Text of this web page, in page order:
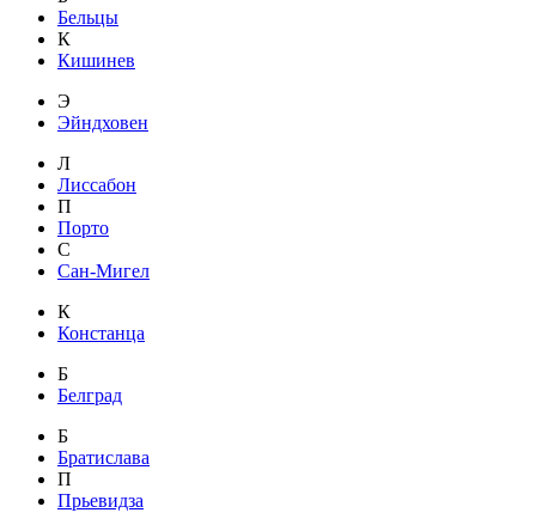
Бельцы
К
Кишинев
Э
Эйндховен
Л
Лиссабон
П
Порто
С
Сан-Мигел
К
Констанца
Б
Белград
Б
Братислава
П
Прьевидза